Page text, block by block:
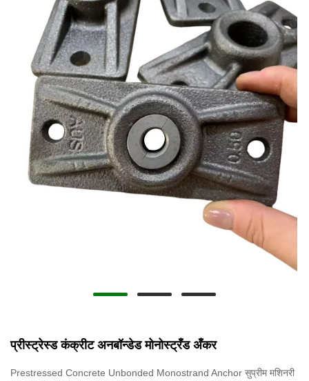
प्रीस्ट्रेस्ड कंक्रीट अनबॉन्डेड मोनोस्ट्रँड अँकर
Prestressed Concrete Unbonded Monostrand Anchor सुप्रीम मशिनरी